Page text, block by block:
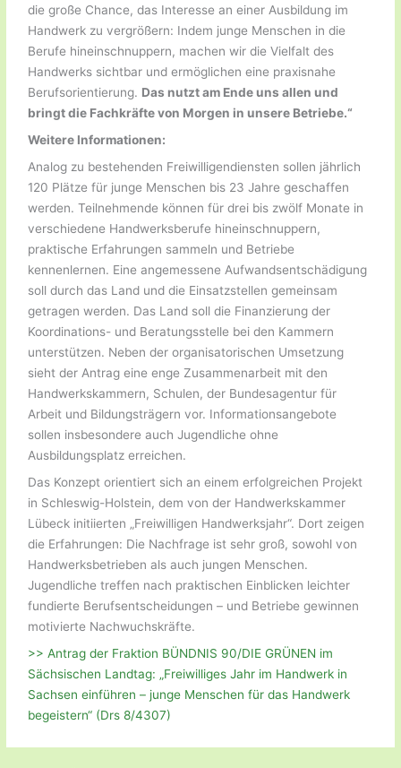
die große Chance, das Interesse an einer Ausbildung im
Handwerk zu vergrößern: Indem junge Menschen in die
Berufe hineinschnuppern, machen wir die Vielfalt des
Handwerks sichtbar und ermöglichen eine praxisnahe
Berufsorientierung. Das nutzt am Ende uns allen und
bringt die Fachkräfte von Morgen in unsere Betriebe.“
Weitere Informationen:
Analog zu bestehenden Freiwilligendiensten sollen jährlich
120 Plätze für junge Menschen bis 23 Jahre geschaffen
werden. Teilnehmende können für drei bis zwölf Monate in
verschiedene Handwerksberufe hineinschnuppern,
praktische Erfahrungen sammeln und Betriebe
kennenlernen. Eine angemessene Aufwandsentschädigung
soll durch das Land und die Einsatzstellen gemeinsam
getragen werden. Das Land soll die Finanzierung der
Koordinations- und Beratungsstelle bei den Kammern
unterstützen. Neben der organisatorischen Umsetzung
sieht der Antrag eine enge Zusammenarbeit mit den
Handwerkskammern, Schulen, der Bundesagentur für
Arbeit und Bildungsträgern vor. Informationsangebote
sollen insbesondere auch Jugendliche ohne
Ausbildungsplatz erreichen.
Das Konzept orientiert sich an einem erfolgreichen Projekt
in Schleswig-Holstein, dem von der Handwerkskammer
Lübeck initiierten „Freiwilligen Handwerksjahr“. Dort zeigen
die Erfahrungen: Die Nachfrage ist sehr groß, sowohl von
Handwerksbetrieben als auch jungen Menschen.
Jugendliche treffen nach praktischen Einblicken leichter
fundierte Berufsentscheidungen – und Betriebe gewinnen
motivierte Nachwuchskräfte.
>> Antrag der Fraktion BÜNDNIS 90/DIE GRÜNEN im
Sächsischen Landtag: „Freiwilliges Jahr im Handwerk in
Sachsen einführen – junge Menschen für das Handwerk
begeistern“ (Drs 8/4307)